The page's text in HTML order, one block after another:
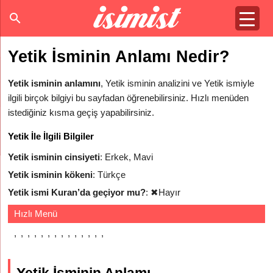
Yetik İsminin Anlamı Nedir?
Yetik isminin anlamını, Yetik isminin analizini ve Yetik ismiyle
ilgili birçok bilgiyi bu sayfadan öğrenebilirsiniz. Hızlı menüden
istediğiniz kısma geçiş yapabilirsiniz.
Yetik İle İlgili Bilgiler
Yetik isminin cinsiyeti: Erkek, Mavi
Yetik isminin kökeni: Türkçe
Yetik ismi Kuran’da geçiyor mu?: ✖Hayır
Hızlı Menü